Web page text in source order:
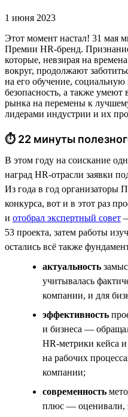
1 июня 2023
Этот момент настал! 31 мая
Премии HR-бренд.
которые, невзирая на
вокруг, продолжают
на его обучение,
безопасность, а также умеют
рынка на перемены к
лидерами индустрии и их
⏱ 22 минуты
В этом году на соискание
наград HR-отрасли заявки
Из года в год организаторы
конкурса, вот и в этот раз
и отобрал экспертный совет
53 проекта, затем работы
остались всё также
актуальность
учитывалась
компании, и для
эффективность
и бизнеса —
НR-метрики кейса и
на рабочих
компании;
современность
плюс — оценивали,